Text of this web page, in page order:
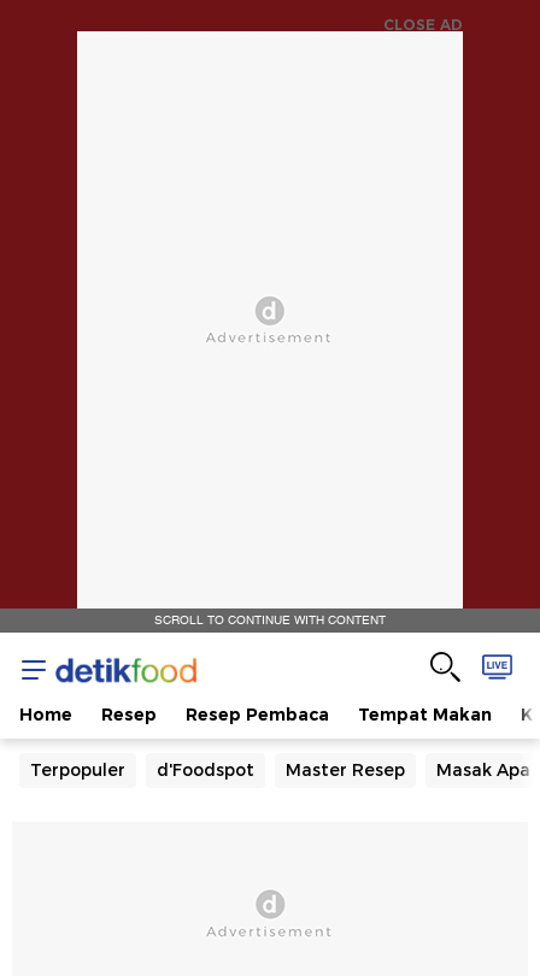
CLOSE AD
SCROLL TO CONTINUE WITH CONTENT
Home Resep Resep Pembaca Tempat Makan
Terpopuler d'Foodspot Master Resep Masak Apa